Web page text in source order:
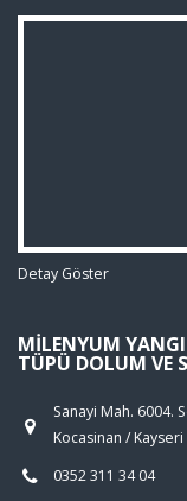
Detay Göster
MILENYUM
TÜPÜ DOLUM VE
Sanayi Mah. 6004.
Kocasinan / Kayseri
0352 311 34 04